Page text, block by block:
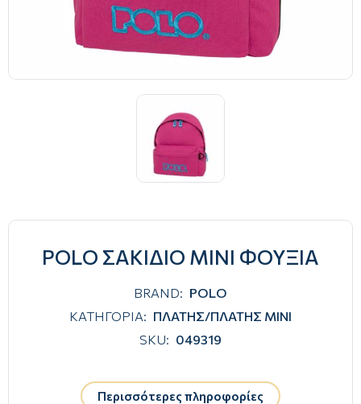
POLO ΣΑΚΙΔΙΟ MINI ΦΟΥΞΙΑ
BRAND: POLO
ΚΑΤΗΓΟΡΙΑ: ΠΛΑΤΗΣ/ΠΛΑΤΗΣ ΜΙΝΙ
SKU: 049319
Περισσότερες πληροφορίες